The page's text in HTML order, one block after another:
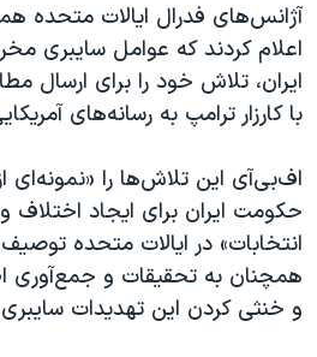
اعلام کردند که عوامل سایبری
ایران، تلاش خود را برای ارسال
با کارزار ترامپ به رسانه‌های
اف‌بی‌آی این تلاش‌ها را «نمونه‌ای
حکومت ایران برای ایجاد اختلاف
انتخابات» در ایالات متحده
همچنان به تحقیقات و جمع‌آوری
و خنثی کردن این تهدیدات